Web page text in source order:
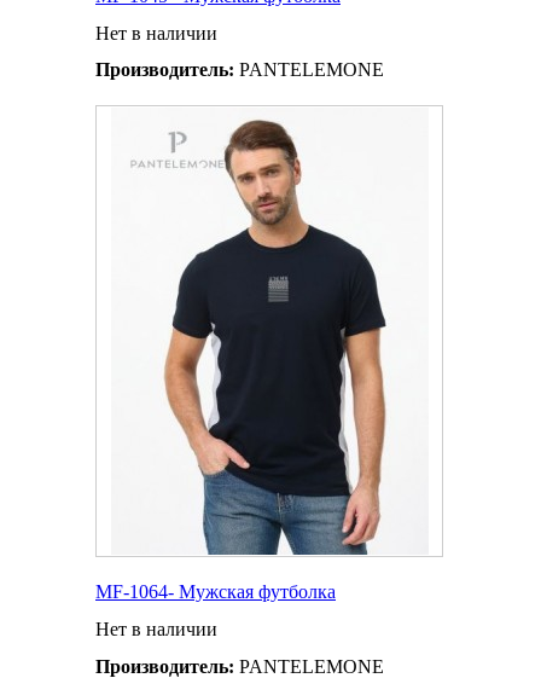
Нет в наличии
Производитель: PANTELEMONE
MF-1064- Мужская футболка
Нет в наличии
Производитель: PANTELEMONE